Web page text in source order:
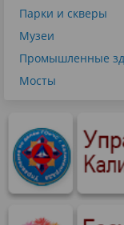
Парки и скверы
Музеи
Промышленные
Мосты